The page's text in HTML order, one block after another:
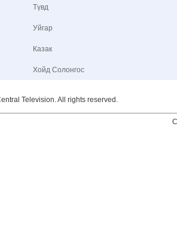
Түвд
Уйгар
Казак
Хойд Солонгос
Television. All rights reserved.